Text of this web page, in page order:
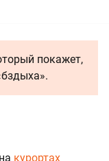
покажет,
курортах